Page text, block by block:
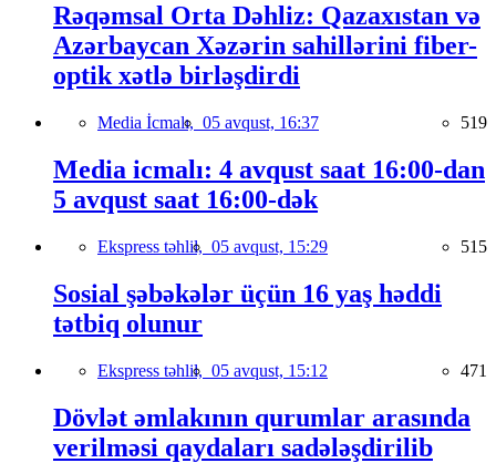
Rəqəmsal Orta Dəhliz: Qazaxıstan və
Azərbaycan Xəzərin sahillərini fiber-
optik xətlə birləşdirdi
Media İcmalı, 05 avqust, 16:37 519
Media icmalı: 4 avqust saat 16:00-dan
5 avqust saat 16:00-dək
Ekspress təhlil, 05 avqust, 15:29 515
Sosial şəbəkələr üçün 16 yaş həddi
tətbiq olunur
Ekspress təhlil, 05 avqust, 15:12 471
Dövlət əmlakının qurumlar arasında
verilməsi qaydaları sadələşdirilib